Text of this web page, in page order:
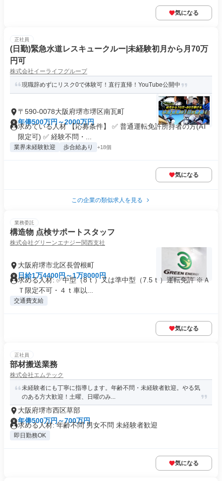
気になる
正社員
(日勤)緊急水道レスキュークルー|未経験初月から月70万
円可
株式会社イーライフグループ
現職辞めずにリスク0で体験可！直行直帰！YouTube公開中
〒590-0078大阪府堺市堺区南瓦町
年俸500万円～2000万円
求めている人材 【応募条件】 ✅ 普通運転免許所持者の方(AT
限定可) ✅ 経験不問・...
業界未経験歓迎 歩合給あり +18個
気になる
この企業の類似求人を見る
業務委託
構造物 点検サポートスタッフ
株式会社グリーンエナジー関西支社
大阪府堺市北区長曽根町
日給1万4400円～1万8000円
求める人材: ✅中型（8ｔ）又は準中型（7.5ｔ）運転免許 ※Ａ
Ｔ限定不可・４ｔ車以...
交通費支給
気になる
正社員
部材搬送業務
株式会社エムテック
未経験者にも丁寧に指導します。年齢不問・未経験者歓迎。やる気
のある方大歓迎！土曜、日曜のみ...
大阪府堺市西区草部
年俸500万円～700万円
求める人材: 年齢不問 男女不問 未経験者歓迎
即日勤務OK
気になる